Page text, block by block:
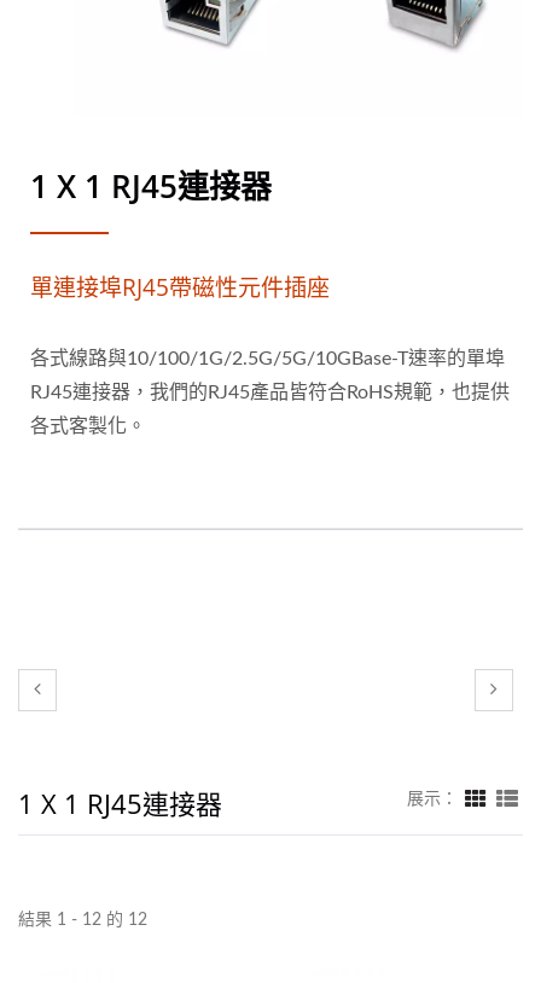
1 X 1 RJ45連接器
單連接埠RJ45帶磁性元件插座
各式線路與10/100/1G/2.5G/5G/10GBase-T速率的單埠
RJ45連接器，我們的RJ45產品皆符合RoHS規範，也提供
各式客製化。
1 X 1 RJ45連接器 展示：
結果 1 - 12 的 12